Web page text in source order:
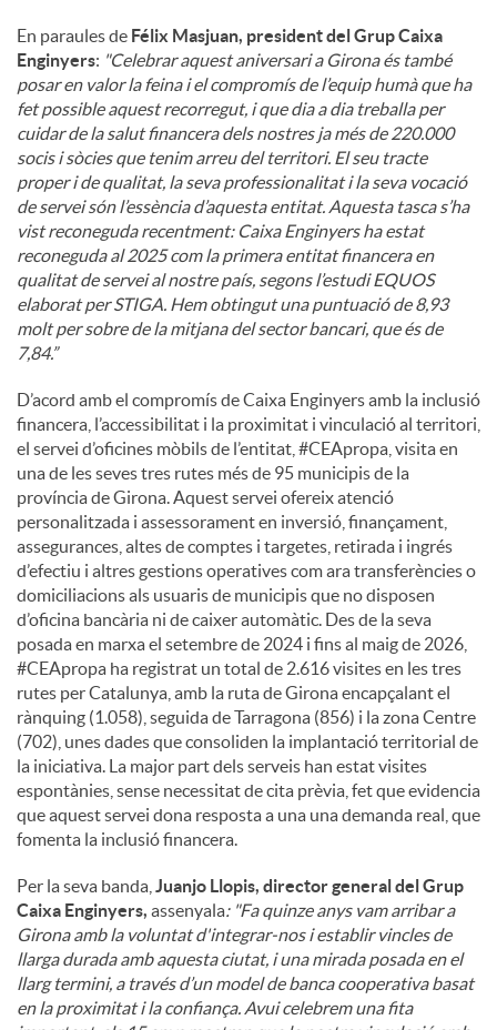
En paraules de Félix Masjuan, president del Grup Caixa
Enginyers: "Celebrar aquest aniversari a Girona és també
posar en valor la feina i el compromís de l’equip humà que ha
fet possible aquest recorregut, i que dia a dia treballa per
cuidar de la salut financera dels nostres ja més de 220.000
socis i sòcies que tenim arreu del territori. El seu tracte
proper i de qualitat, la seva professionalitat i la seva vocació
de servei són l’essència d’aquesta entitat. Aquesta tasca s’ha
vist reconeguda recentment: Caixa Enginyers ha estat
reconeguda al 2025 com la primera entitat financera en
qualitat de servei al nostre país, segons l’estudi EQUOS
elaborat per STIGA. Hem obtingut una puntuació de 8,93
molt per sobre de la mitjana del sector bancari, que és de
7,84.”
D’acord amb el compromís de Caixa Enginyers amb la inclusió
financera, l’accessibilitat i la proximitat i vinculació al territori,
el servei d’oficines mòbils de l’entitat, #CEApropa, visita en
una de les seves tres rutes més de 95 municipis de la
província de Girona. Aquest servei ofereix atenció
personalitzada i assessorament en inversió, finançament,
assegurances, altes de comptes i targetes, retirada i ingrés
d’efectiu i altres gestions operatives com ara transferències o
domiciliacions als usuaris de municipis que no disposen
d’oficina bancària ni de caixer automàtic. Des de la seva
posada en marxa el setembre de 2024 i fins al maig de 2026,
#CEApropa ha registrat un total de 2.616 visites en les tres
rutes per Catalunya, amb la ruta de Girona encapçalant el
rànquing (1.058), seguida de Tarragona (856) i la zona Centre
(702), unes dades que consoliden la implantació territorial de
la iniciativa. La major part dels serveis han estat visites
espontànies, sense necessitat de cita prèvia, fet que evidencia
que aquest servei dona resposta a una una demanda real, que
fomenta la inclusió financera.
Per la seva banda, Juanjo Llopis, director general del Grup
Caixa Enginyers, assenyala: "Fa quinze anys vam arribar a
Girona amb la voluntat d'integrar-nos i establir vincles de
llarga durada amb aquesta ciutat, i una mirada posada en el
llarg termini, a través d’un model de banca cooperativa basat
en la proximitat i la confiança. Avui celebrem una fita